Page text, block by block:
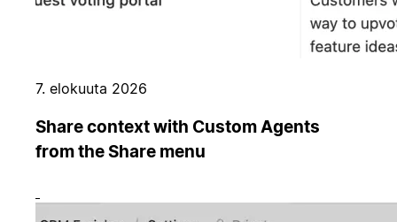
7. elokuuta 2026
Share context with Custom Agents
from the Share menu